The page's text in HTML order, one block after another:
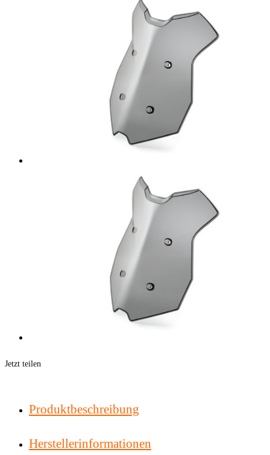
Jetzt teilen
Produktbeschreibung
Herstellerinformationen